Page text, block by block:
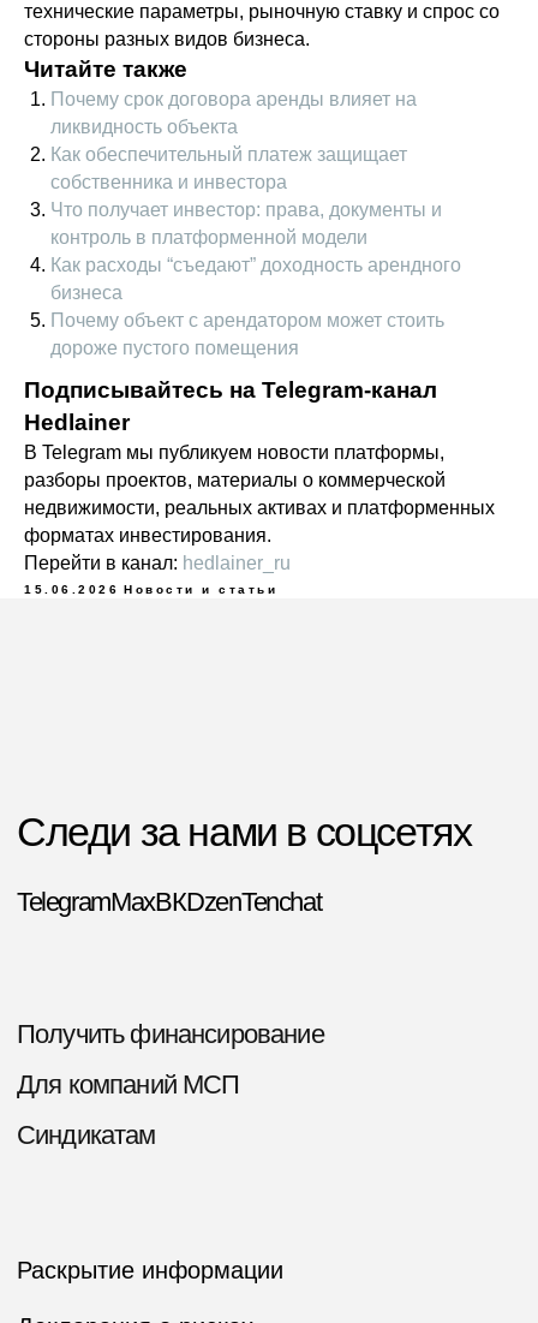
технические параметры, рыночную ставку и спрос со
стороны разных видов бизнеса.
Читайте также
Почему срок договора аренды влияет на
ликвидность объекта
Как обеспечительный платеж защищает
собственника и инвестора
Что получает инвестор: права, документы и
контроль в платформенной модели
Как расходы “съедают” доходность арендного
бизнеса
Почему объект с арендатором может стоить
дороже пустого помещения
Подписывайтесь на Telegram-канал
Hedlainer
В Telegram мы публикуем новости платформы,
разборы проектов, материалы о коммерческой
недвижимости, реальных активах и платформенных
форматах инвестирования.
Перейти в канал: hedlainer_ru
15.06.2026 Новости и статьи